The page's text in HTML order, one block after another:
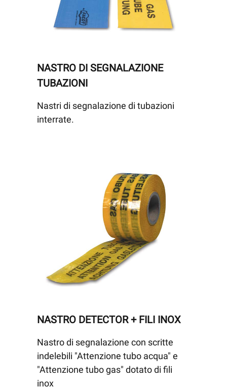
NASTRO DI SEGNALAZIONE
TUBAZIONI
Nastri di segnalazione di tubazioni
interrate.
NASTRO DETECTOR + FILI INOX
Nastro di segnalazione con scritte
indelebili "Attenzione tubo acqua" e
"Attenzione tubo gas" dotato di fili
inox